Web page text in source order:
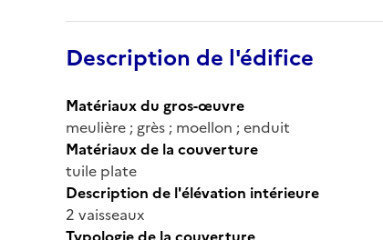
Description de l'édifice
Matériaux du gros-œuvre
meulière ; grès ; moellon ; enduit
Matériaux de la couverture
tuile plate
Description de l'élévation intérieure
2 vaisseaux